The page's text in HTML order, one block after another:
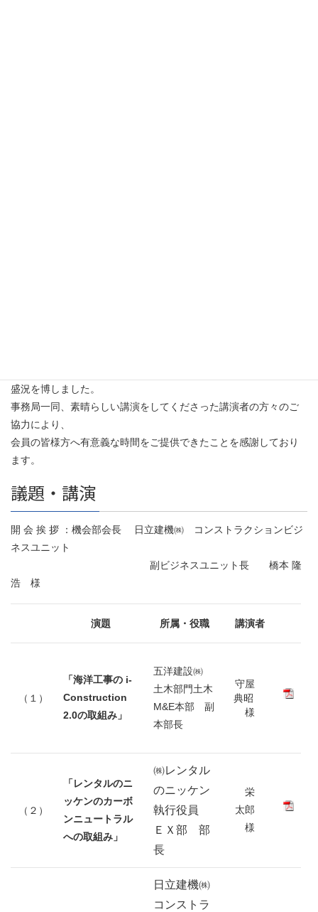
盛況を博しました。
事務局一同、素晴らしい講演をしてくださった講演者の方々のご
協力により、
会員の皆様方へ有意義な時間をご提供できたことを感謝しており
ます。
議題・講演
開 会 挨 拶 ：機会部会長 日立建機㈱ コンストラクションビジ
ネスユニット
副ビジネスユニット長 橋本 隆
浩 様
演題 所属・役職 講演者
（１）
「海洋工事の i-
Construction
2.0の取組み」
五洋建設㈱
土木部門土木
M&E本部 副
本部長
守屋
典昭
様
（２）
「レンタルのニ
ッケンのカーボ
ンニュートラル
への取組み」
㈱レンタル
のニッケン
執行役員
ＥＸ部 部
長
栄
太郎
様
日立建機㈱
コンストラ